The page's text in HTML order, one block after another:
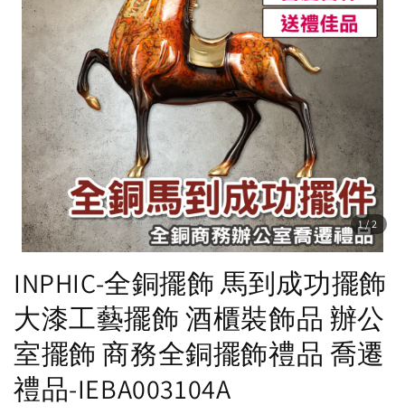
1/2
INPHIC-全銅擺飾 馬到成功擺飾
大漆工藝擺飾 酒櫃裝飾品 辦公
室擺飾 商務全銅擺飾禮品 喬遷
禮品-IEBA003104A